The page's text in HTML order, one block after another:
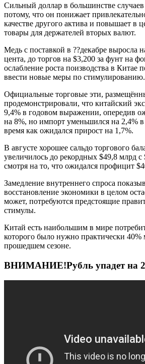
Сильный доллар в большинстве случаев
потому, что он понижает
качестве другого актива и повышает в
товары для держателей вторых валют.
Медь с поставкой в ??декабре выросла
цента, до торгов на $3,200 за фунт на
ослабление роста поизводства в Китае
ввести новые меры по стимулированию.
Официальные торговые эти,
продемонстрировали, что китайский
9,4% в годовом выражении, опередив
на 8%, но импорт уменьшился на 2,4%
время как ожидался прирост на 1,7%.
В августе хорошее сальдо торгового
увеличилось до рекордных $49,8 млрд
смотря на то, что ожидался профицит
Замедление внутреннего спроса
восстановление экономики в целом
может, потребуются предстоящие
стимулы.
Китай есть наибольшим в мире
которого было нужно практически 40%
прошедшем сезоне.
ВНИМАНИЕ!Рубль упадет